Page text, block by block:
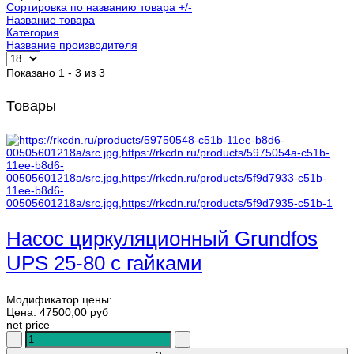
Сортировка по названию товара +/-
Название товара
Категория
Название производителя
Показано 1 - 3 из 3
Товары
Насос циркуляционный Grundfos
UPS 25-80 с гайками
Модификатор цены:
Цена: 47500,00 руб
net price